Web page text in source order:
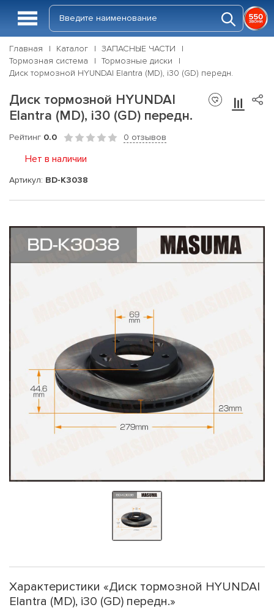
Главная Каталог
ЗАПАСНЫЕ ЧАСТИ
Тормозная система
Тормозные диски
Диск тормозной HYUNDAI Elantra (MD), i30 (GD) передн.
Диск тормозной HYUNDAI
Elantra (MD), i30 (GD) передн.
Рейтинг 0.0 0 отзывов
Нет в наличии
Артикул: BD-K3038
Характеристики «Диск тормозной HYUNDAI
Elantra (MD), i30 (GD) передн.»